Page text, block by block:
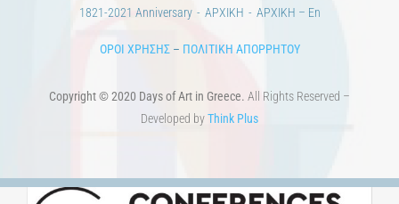
1821-2021 Anniversary
ΑΡΧΙΚΗ ΑΡΧΙΚΗ – En
ΟΡΟΙ ΧΡΗΣΗΣ– ΠΟΛΙΤΙΚΗ ΑΠΟΡΡΗΤΟΥ
Copyright © 2020 Days of Art in Greece. All Rights Reserved –
Developed byThink Plus